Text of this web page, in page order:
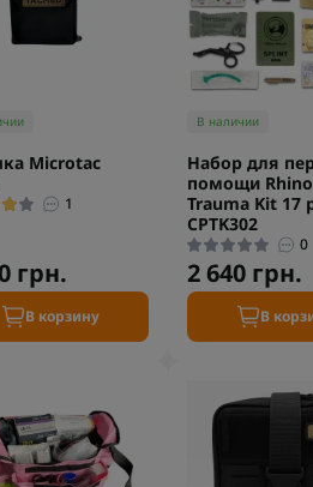
Microtac
1
грн.
В корзину
В наличии
Набор для
помощи Rhino
Trauma Kit 17
CPTK302
0
2 640 грн.
В